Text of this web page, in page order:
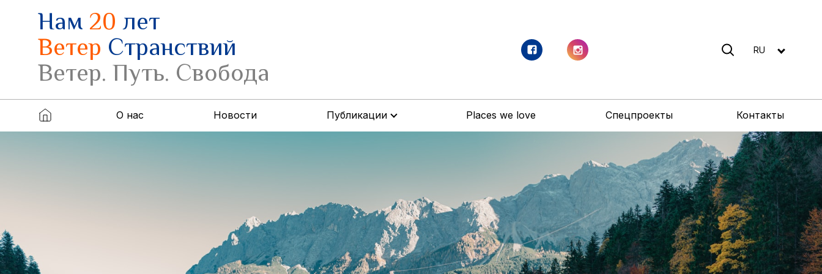
Нам20лет
Ветер Странствий
Ветер. Путь. Свобода
RU
О нас Новости Публикации Places we love Спецпроекты Контакты